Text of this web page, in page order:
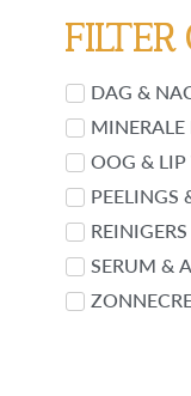
Filter
DAG &
OOG & LIP
PEELINGS
REINIGERS
SERUM &